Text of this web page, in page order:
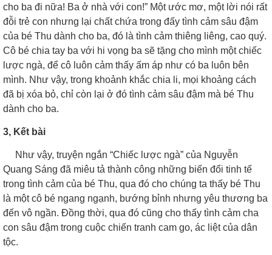
cho ba đi nữa! Ba ở nhà với con!” Một ước mơ, một lời nói rất
đỗi trẻ con nhưng lại chất chứa trong đấy tình cảm sâu đậm
của bé Thu dành cho ba, đó là tình cảm thiêng liêng, cao quý.
Cô bé chia tay ba với hi vọng ba sẽ tặng cho mình một chiếc
lược ngà, để cô luôn cảm thấy ấm áp như có ba luôn bên
mình. Như vậy, trong khoảnh khắc chia li, mọi khoảng cách
đã bị xóa bỏ, chỉ còn lại ở đó tình cảm sâu đậm mà bé Thu
dành cho ba.
3, Kết bài
Như vậy, truyện ngắn “Chiếc lược ngà” của Nguyễn
Quang Sáng đã miêu tả thành công những biến đổi tinh tế
trong tình cảm của bé Thu, qua đó cho chúng ta thấy bé Thu
là một cô bé ngang ngạnh, bướng bỉnh nhưng yêu thương ba
đến vô ngần. Đồng thời, qua đó cũng cho thấy tình cảm cha
con sâu đậm trong cuộc chiến tranh cam go, ác liệt của dân
tộc.